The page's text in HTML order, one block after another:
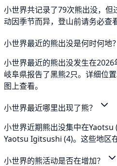
小世界共记录了79次熊出没，
动因季节而异，登山前请务必查
小世界最近的熊出没是何时何地？
小世界最近的熊出没发生在
岐阜県报告了黑熊2只。详细位
图上查看。
小世界最近哪里出现了熊？
小世界近期熊出没集中在
Yaotsu Igitsushi (4)。这些地区
小世界的熊活动是否在增加？